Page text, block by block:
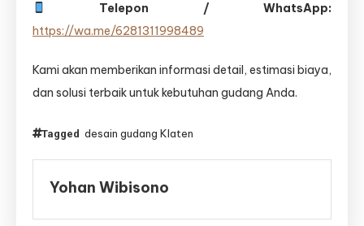
Telepon / WhatsApp:
https://wa.me/6281311998489
Kami akan memberikan informasi detail, estimasi biaya,
dan solusi terbaik untuk kebutuhan gudang Anda.
Tagged desain gudang Klaten
Yohan Wibisono